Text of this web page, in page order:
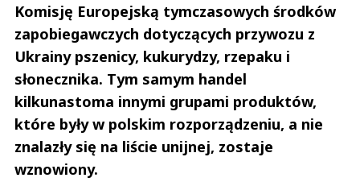
Komisję Europejską tymczasowych środków
zapobiegawczych dotyczących przywozu z
Ukrainy pszenicy, kukurydzy, rzepaku i
słonecznika. Tym samym handel
kilkunastoma innymi grupami produktów,
które były w polskim rozporządzeniu, a nie
znalazły się na liście unijnej, zostaje
wznowiony.